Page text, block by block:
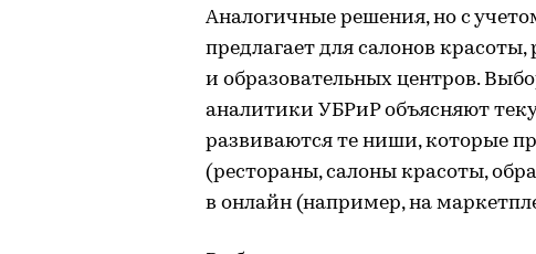
Аналогичные решения, но с
предлагает для салонов красоты,
и образовательных центров.
аналитики УБРиР объясняют
развиваются те ниши, которые
(рестораны, салоны красоты,
в онлайн (например, на